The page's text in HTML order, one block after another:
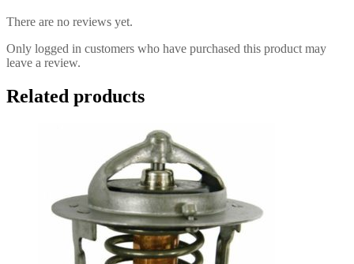
There are no reviews yet.
Only logged in customers who have purchased this product may
leave a review.
Related products